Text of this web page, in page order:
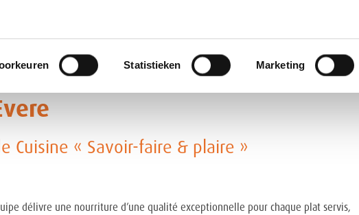
Statistieken Marketing
cherche un(e) H/F motivé(e) et expérimenté(e) pour assurer la fonction de :
Cuisine « Savoir-faire & plaire »
délivre une nourriture d’une qualité exceptionnelle pour chaque plat servis,